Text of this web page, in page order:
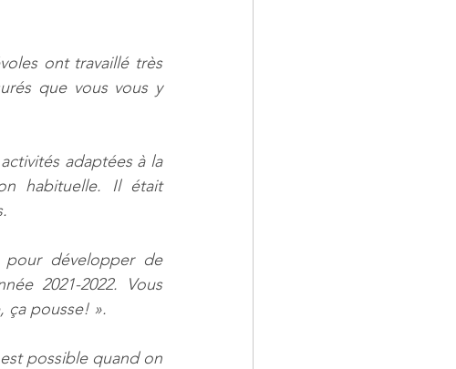
ont travaillé très
que vous vous y
adaptées à la
habituelle. Il était
développer de
2021-2022. Vous
ça pousse! ».
possible quand on